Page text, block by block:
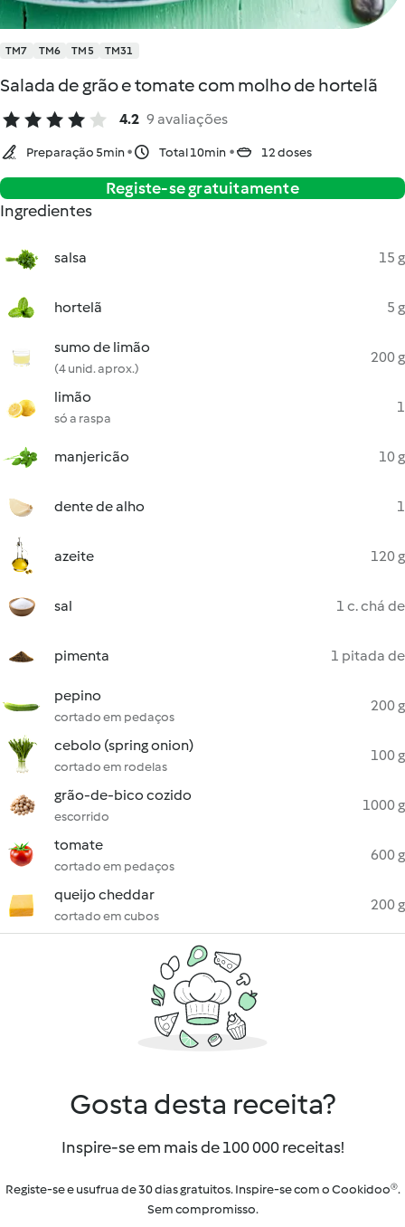
TM7 TM6 TM5 TM31
Salada de grão e tomate com molho de hortelã
4.2 9 avaliações
Preparação 5min Total 10min 12 doses
Registe-se gratuitamente
Ingredientes
salsa 15 g
hortelã 5 g
sumo de limão
(4 unid. aprox.)
200 g
limão
só a raspa
1
manjericão 10 g
dente de alho 1
azeite 120 g
sal 1 c. chá de
pimenta 1 pitada de
pepino
cortado em pedaços
200 g
cebolo (spring onion)
cortado em rodelas
100 g
grão-de-bico cozido
escorrido
1000 g
tomate
cortado em pedaços
600 g
queijo cheddar
cortado em cubos
200 g
Gosta desta receita?
Inspire-se em mais de 100 000 receitas!
Registe-se e usufrua de 30 dias gratuitos. Inspire-se com o Cookidoo®.
Sem compromisso.